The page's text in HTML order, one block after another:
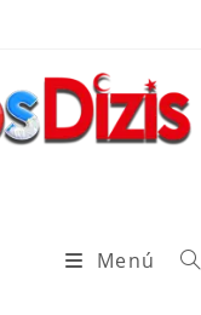
Menú